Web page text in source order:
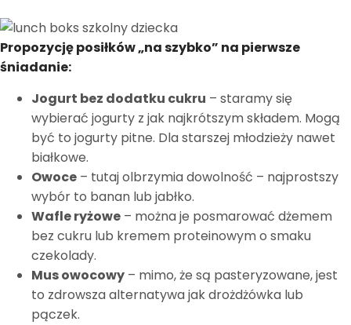
Propozycję posiłków „na szybko” na pierwsze
śniadanie:
Jogurt bez dodatku cukru – staramy się
wybierać jogurty z jak najkrótszym składem. Mogą
być to jogurty pitne. Dla starszej młodzieży nawet
białkowe.
Owoce – tutaj olbrzymia dowolność – najprostszy
wybór to banan lub jabłko.
Wafle ryżowe – można je posmarować dżemem
bez cukru lub kremem proteinowym o smaku
czekolady.
Mus owocowy – mimo, że są pasteryzowane, jest
to zdrowsza alternatywa jak drożdżówka lub
pączek.